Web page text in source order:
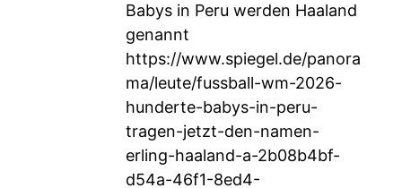
Babys in Peru werden Haaland
genannt
https://www.spiegel.de/panora
ma/leute/fussball-wm-2026-
hunderte-babys-in-peru-
tragen-jetzt-den-namen-
erling-haaland-a-2b08b4bf-
d54a-46f1-8ed4-